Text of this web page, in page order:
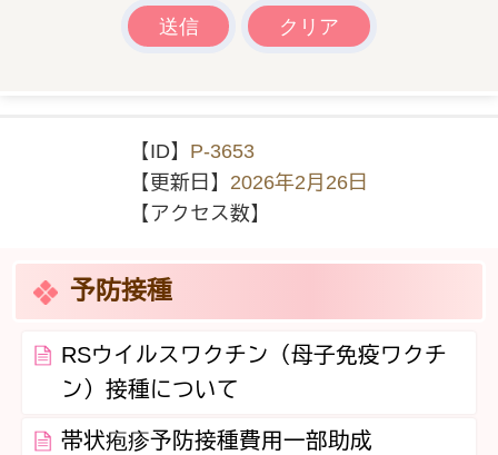
【ID】 P-3653
【更新日】 2026年2月26日
【アクセス数】
予防接種
RSウイルスワクチン（母子免疫ワクチ
ン）接種について
帯状疱疹予防接種費用一部助成